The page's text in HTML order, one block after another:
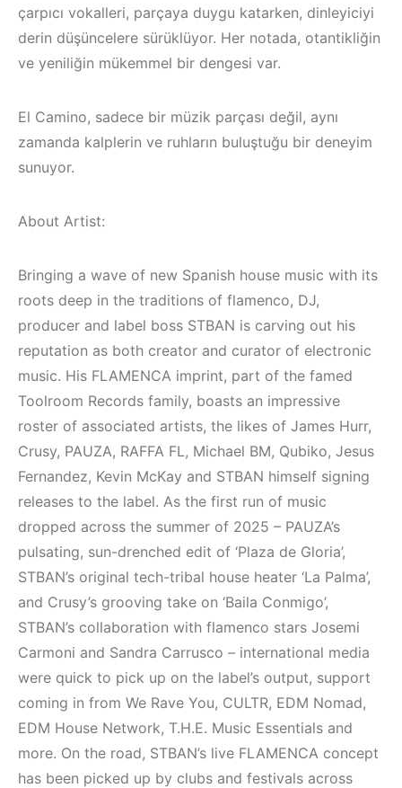
‘in Yeni
Müzik
: CAVE
Elektronik Müzik
Mekanları 2022 –
(House, Techno,
Downtempo)
çarpıcı vokalleri, parçaya duygu katarken, dinleyiciyi
derin düşüncelere sürüklüyor. Her notada, otantikliğin
ve yeniliğin mükemmel bir dengesi var.
El Camino, sadece bir müzik parçası değil, aynı
zamanda kalplerin ve ruhların buluştuğu bir deneyim
sunuyor.
About Artist:
Bringing a wave of new Spanish house music with its
roots deep in the traditions of flamenco, DJ,
producer and label boss STBAN is carving out his
reputation as both creator and curator of electronic
music. His FLAMENCA imprint, part of the famed
Toolroom Records family, boasts an impressive
roster of associated artists, the likes of James Hurr,
Crusy, PAUZA, RAFFA FL, Michael BM, Qubiko, Jesus
Fernandez, Kevin McKay and STBAN himself signing
releases to the label. As the first run of music
dropped across the summer of 2025 – PAUZA’s
pulsating, sun-drenched edit of ‘Plaza de Gloria’,
STBAN’s original tech-tribal house heater ‘La Palma’,
and Crusy’s grooving take on ‘Baila Conmigo’,
STBAN’s collaboration with flamenco stars Josemi
Carmoni and Sandra Carrusco – international media
were quick to pick up on the label’s output, support
coming in from We Rave You, CULTR, EDM Nomad,
EDM House Network, T.H.E. Music Essentials and
more. On the road, STBAN’s live FLAMENCA concept
has been picked up by clubs and festivals across